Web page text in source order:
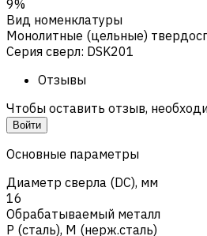
9%
Вид номенклатуры
Монолитные (цельные)
Серия сверл: DSK201
Отзывы
Чтобы оставить отзыв,
Войти
Основные параметры
Диаметр сверла (DC), мм
16
Обрабатываемый металл
Р (сталь), M (нерж.сталь)